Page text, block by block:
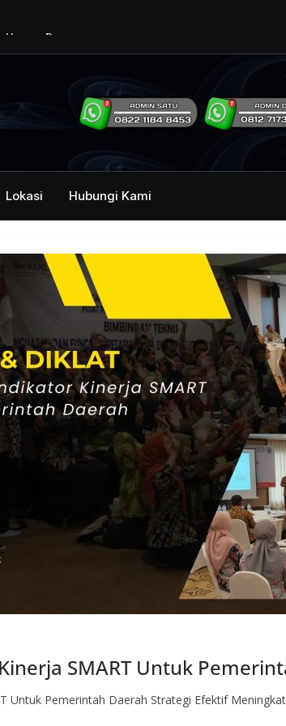
Acara
dan Kehumasan
Lokasi Hubungi Kami
SMART Untuk
Untuk Pemerintah Daerah Strategi Efektif